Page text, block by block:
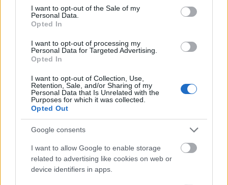
consent section.
I want to opt-out of the Sale of my
Personal Data.
Opted In
I want to opt-out of processing my
Personal Data for Targeted Advertising.
Opted In
I want to opt-out of Collection, Use,
Retention, Sale, and/or Sharing of my
Personal Data that Is Unrelated with the
Purposes for which it was collected.
Opted Out
Google consents
I want to allow Google to enable storage
related to advertising like cookies on web or
device identifiers in apps.
A látogatók játéklapot kapnak, amelyen a
tárlathoz kapcsolódó fejtörőket oldhatnak
meg.
Forrás: Hirado.hu
Kiállítás